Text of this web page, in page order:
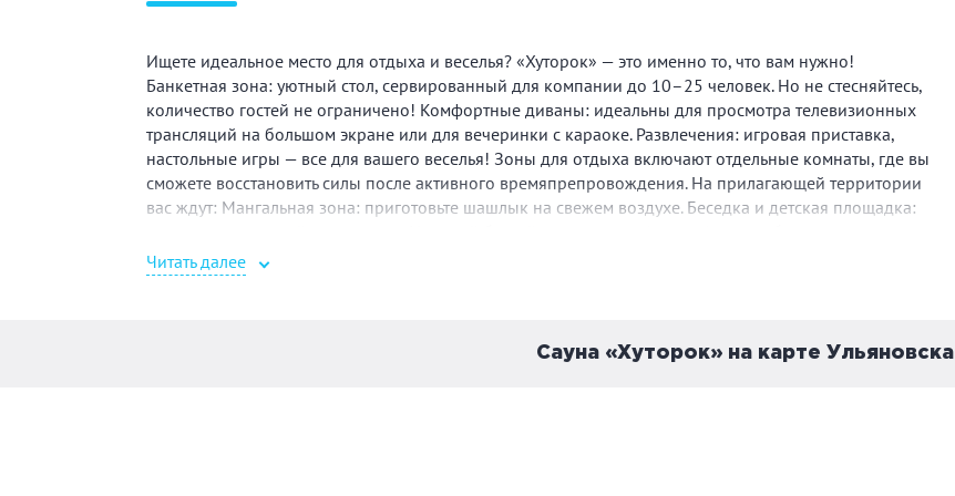
Ищете идеальное место для отдыха и веселья? «Хуторок» — это именно то, что вам нужно!
Банкетная зона: уютный стол, сервированный для компании до 10–25 человек. Но не стесняйтесь,
количество гостей не ограничено! Комфортные диваны: идеальны для просмотра телевизионных
трансляций на большом экране или для вечеринки с караоке. Развлечения: игровая приставка,
настольные игры — все для вашего веселья! Зоны для отдыха включают отдельные комнаты, где вы
сможете восстановить силы после активного времяпрепровождения. На прилагающей территории
вас ждут: Мангальная зона: приготовьте шашлык на свежем воздухе. Беседка и детская площадка:
наслаждайтесь природой. Погружение в атмосферу нашей дровяной русской бани вернет вам силы
и поднимет настроение. Ароматы хвои и целебных трав наполнят вашу душу энергией, а после
Мы рады предложить вам комфортную обстановку, где каждый момент станет незабываемым!
Читать далее
Сауна «Хуторок» на карте Ульяновска